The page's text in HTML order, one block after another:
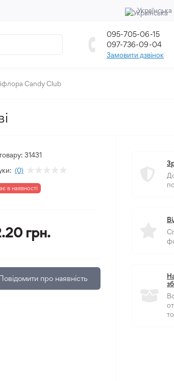
Українська
095-705-06-15
097-736-09-04
Замовити дзвінок
Candy Club
31431
(0)
в наявності
грн.
про наявність